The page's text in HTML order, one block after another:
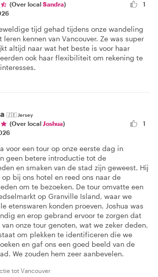
(Over local Sandra)
1
tijd gehad tijdens onze wandeling
leren kennen van Vancouver. Ze was super
altijd naar wat het beste is voor haar
ook haar flexibiliteit om rekening te
🇯🇪 Jersey
(Over local Joshua)
1
voor een tour op onze eerste dag in
geen betere introductie tot de
en smaken van de stad zijn geweest. Hij
bij ons hotel en reed ons naar de
om te bezoeken. De tour omvatte een
op Granville Island, waar we
etenswaren konden proeven. Joshua was
en erop gebrand ervoor te zorgen dat
onze tour genoten, wat we zeker deden.
om plekken te identificeren die we
en gaf ons een goed beeld van de
We zouden hem zeer aanbevelen.
tot Vancouver